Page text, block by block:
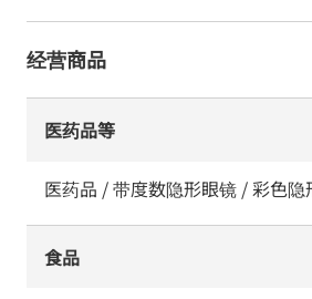
经营商品
医药品等
医药品 / 带度数隐形眼镜 / 彩色隐
食品